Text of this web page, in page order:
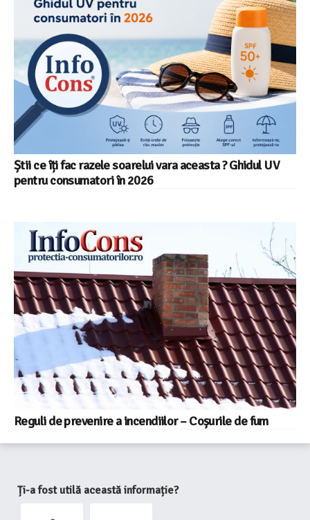
Știi ce îți fac razele soarelui vara aceasta ? Ghidul UV
pentru consumatori în 2026
Reguli de prevenire a incendiilor – Coșurile de fum
Ți-a fost utilă această informație?